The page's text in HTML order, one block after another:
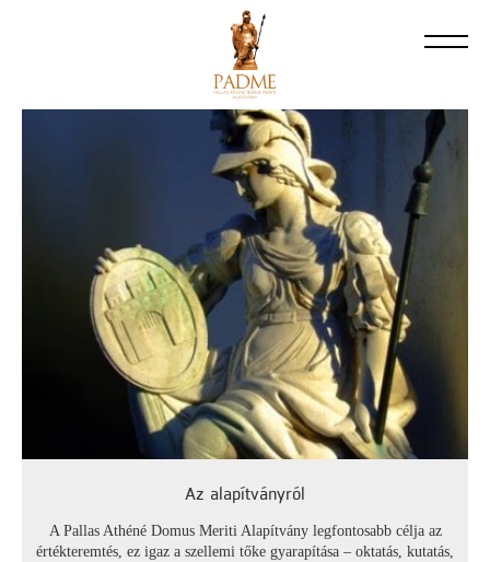
Az alapítványról
A Pallas Athéné Domus Meriti Alapítvány legfontosabb célja az
értékteremtés, ez igaz a szellemi tőke gyarapítása – oktatás, kutatás,